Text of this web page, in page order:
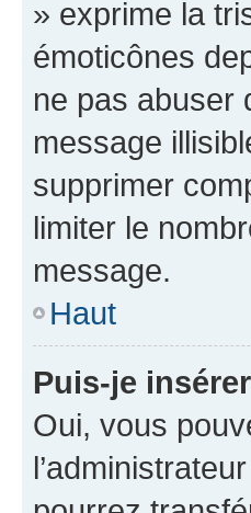
» exprime la
émoticônes
ne pas abuser
message
supprimer
limiter le
message.
Haut
Puis-je
Oui, vous